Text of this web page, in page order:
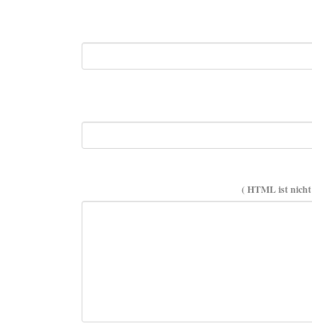
( HTML istnicht